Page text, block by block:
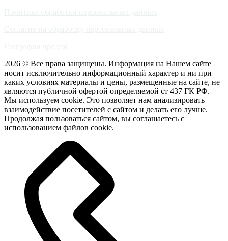
2026 © Все права защищены. Информация на Нашем сайте
носит исключительно информационный характер и ни при
каких условиях материалы и цены, размещенные на сайте, не
являются публичной офертой определяемой ст 437 ГК РФ.
Мы используем cookie. Это позволяет нам анализировать
взаимодействие посетителей с сайтом и делать его лучше.
Продолжая пользоваться сайтом, вы соглашаетесь с
использованием файлов cookie.